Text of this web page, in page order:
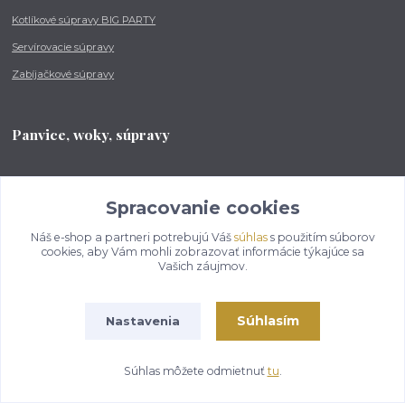
Kotlíkové súpravy BIG PARTY
Servírovacie súpravy
Zabíjačkové súpravy
Panvice, woky, súpravy
Nerezová panvica
Nepriľnavá panvica
Spracovanie cookies
Náš e-shop a partneri potrebujú Váš súhlass použitím súborov
cookies, aby Vám mohli zobrazovať informácie týkajúce sa
Vašich záujmov.
Nastavenia Súhlasím
Súhlas môžete odmietnuť tu